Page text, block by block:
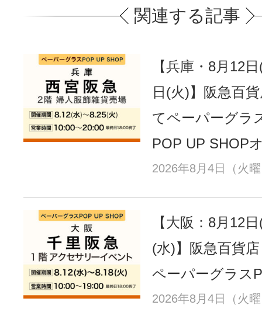
関連する記事
【兵庫・8月12
日(火)】阪急百
てペーパーグラ
POP UP SHOP
2026年8月4日（火
【大阪：8月12
(水)】阪急百貨
ペーパーグラス
2026年8月4日（火